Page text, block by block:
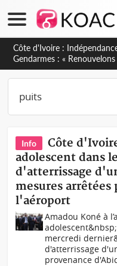
Côte d'Ivoire :
Gendarmes : «
notre mission avec
dévouement »
Info
Côte
adolescent dans
d'atterrissage
mesures arrêtées
l'aéroport
Amadou Koné à
mercredi
d'atterrissage
provenance